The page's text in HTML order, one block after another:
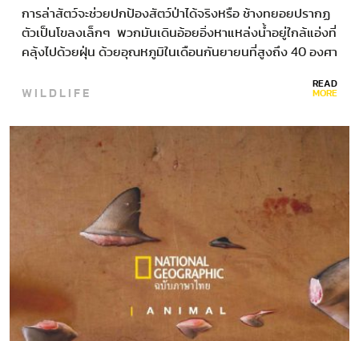
การล่าสัตว์จะช่วยปกป้องสัตว์ป่าได้จริงหรือ ช้างทยอยปรากฏ
ตัวเป็นโขลงเล็กๆ พวกมันเดินอ้อยอิ่งหาแหล่งน้ำอยู่ใกล้แอ่งที่
คลุ้งไปด้วยฝุ่น ด้วยอุณหภูมิในเดือนกันยายนที่สูงถึง 40 องศา
ลาฮารี…
WILDLIFE READ
MORE